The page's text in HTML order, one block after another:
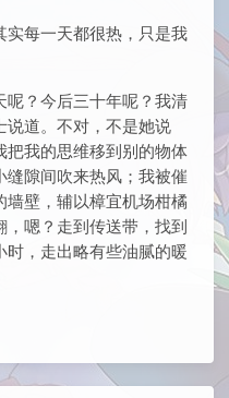
实每一天都很热，只是我
呢？今后三十年呢？我清
说道。不对，不是她说
把我的思维移到别的物体
缝隙间吹来热风；我被催
壁，辅以樟宜机场柑橘
嗯？走到传送带，找到
时，走出略有些油腻的暖